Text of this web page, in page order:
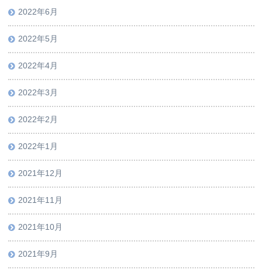
2022年6月
2022年5月
2022年4月
2022年3月
2022年2月
2022年1月
2021年12月
2021年11月
2021年10月
2021年9月